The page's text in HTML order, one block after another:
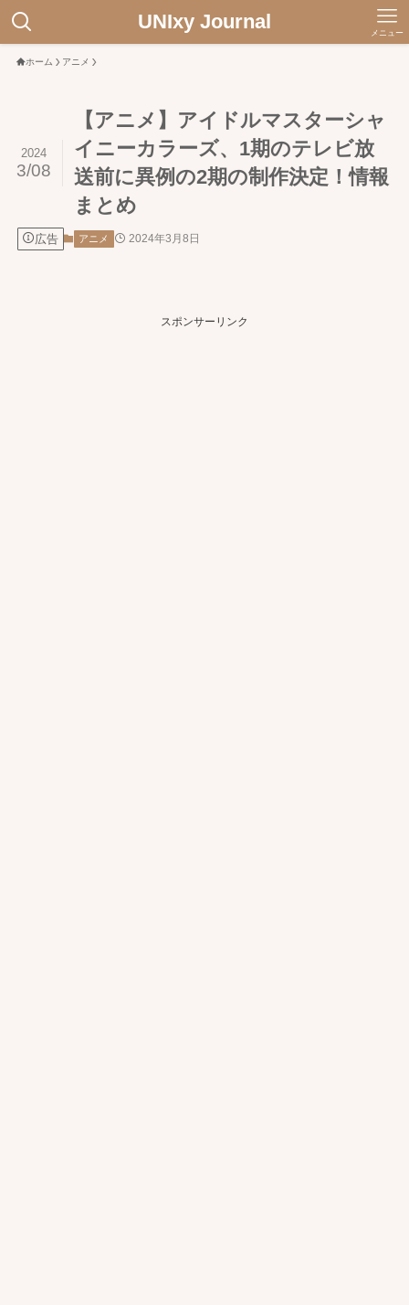
UNIxy Journal メニュー
ホーム アニメ
【アニメ】アイドルマスターシャ
イニーカラーズ、1期のテレビ放
送前に異例の2期の制作決定！情報
まとめ
2024
3/08
広告 アニメ 2024年3月8日
スポンサーリンク